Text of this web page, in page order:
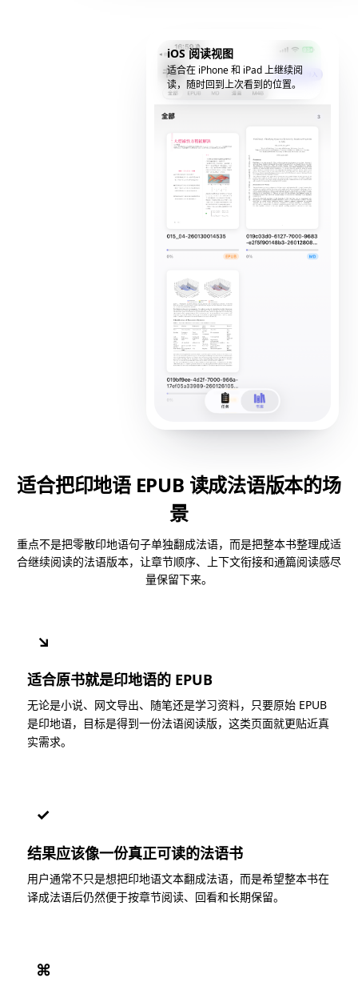
iOS 阅读视图
适合在 iPhone 和 iPad 上继续阅
读，随时回到上次看到的位置。
适合把印地语 EPUB 读成法语版本的场
景
重点不是把零散印地语句子单独翻成法语，而是把整本书整理成适
合继续阅读的法语版本，让章节顺序、上下文衔接和通篇阅读感尽
量保留下来。
↘
适合原书就是印地语的 EPUB
无论是小说、网文导出、随笔还是学习资料，只要原始 EPUB
是印地语，目标是得到一份法语阅读版，这类页面就更贴近真
实需求。
✓
结果应该像一份真正可读的法语书
用户通常不只是想把印地语文本翻成法语，而是希望整本书在
译成法语后仍然便于按章节阅读、回看和长期保留。
⌘